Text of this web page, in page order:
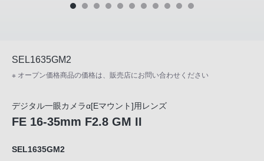
SEL1635GM2
※ オープン価格商品の価格は、販売店にお問い合わせください
デジタル一眼カメラα[Eマウント]用レンズ
FE 16-35mm F2.8 GM II
SEL1635GM2